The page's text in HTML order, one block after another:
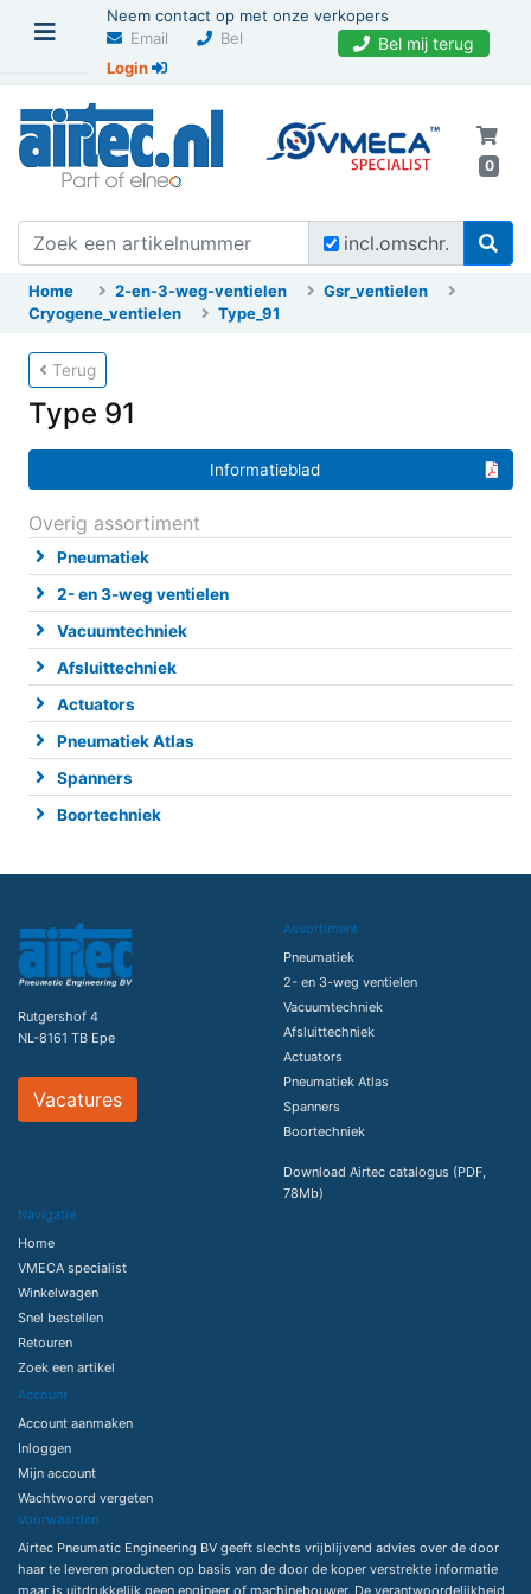
Neem contact op met onze verkopers
Email
Bel Bel mij terug
Login
0
incl.omschr.
Home 2-en-3-weg-ventielen
Gsr_ventielen
Cryogene_ventielen
Type_91
Terug
Type 91
Informatieblad
Overig assortiment
Pneumatiek
2- en 3-weg ventielen
Vacuumtechniek
Afsluittechniek
Actuators
Pneumatiek Atlas
Spanners
Boortechniek
Rutgershof 4
NL-8161 TB Epe
Vacatures
Assortiment
Pneumatiek
2- en 3-weg ventielen
Vacuumtechniek
Afsluittechniek
Actuators
Pneumatiek Atlas
Spanners
Boortechniek
Download Airtec catalogus (PDF,
78Mb)
Navigatie
Home
VMECA specialist
Winkelwagen
Snel bestellen
Retouren
Zoek een artikel
Account
Account aanmaken
Inloggen
Mijn account
Wachtwoord vergeten
Voorwaarden
Airtec Pneumatic Engineering BV geeft slechts vrijblijvend advies over de door
haar te leveren producten op basis van de door de koper verstrekte informatie
maar is uitdrukkelijk geen engineer of machinebouwer. De verantwoordelijkheid